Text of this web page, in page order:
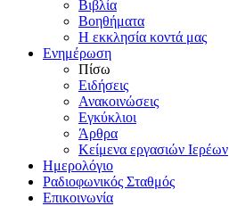
Βιβλία
Βοηθήματα
Η εκκλησία κοντά μας
Ενημέρωση
Πίσω
Ειδήσεις
Ανακοινώσεις
Εγκύκλιοι
Άρθρα
Κείμενα εργασιών Ιερέων
Ημερολόγιο
Ραδιοφωνικός Σταθμός
Επικοινωνία